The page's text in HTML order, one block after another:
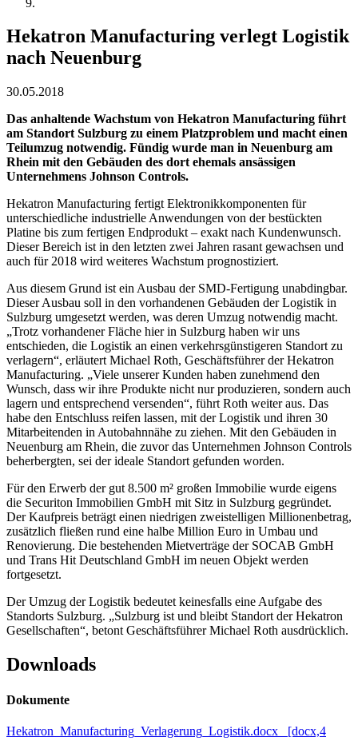
Hekatron Manufacturing verlegt Logistik
nach Neuenburg
30.05.2018
Das anhaltende Wachstum von Hekatron Manufacturing führt
am Standort Sulzburg zu einem Platzproblem und macht einen
Teilumzug notwendig. Fündig wurde man in Neuenburg am
Rhein mit den Gebäuden des dort ehemals ansässigen
Unternehmens Johnson Controls.
Hekatron Manufacturing fertigt Elektronikkomponenten für
unterschiedliche industrielle Anwendungen von der bestückten
Platine bis zum fertigen Endprodukt – exakt nach Kundenwunsch.
Dieser Bereich ist in den letzten zwei Jahren rasant gewachsen und
auch für 2018 wird weiteres Wachstum prognostiziert.
Aus diesem Grund ist ein Ausbau der SMD-Fertigung unabdingbar.
Dieser Ausbau soll in den vorhandenen Gebäuden der Logistik in
Sulzburg umgesetzt werden, was deren Umzug notwendig macht.
„Trotz vorhandener Fläche hier in Sulzburg haben wir uns
entschieden, die Logistik an einen verkehrsgünstigeren Standort zu
verlagern“, erläutert Michael Roth, Geschäftsführer der Hekatron
Manufacturing. „Viele unserer Kunden haben zunehmend den
Wunsch, dass wir ihre Produkte nicht nur produzieren, sondern auch
lagern und entsprechend versenden“, führt Roth weiter aus. Das
habe den Entschluss reifen lassen, mit der Logistik und ihren 30
Mitarbeitenden in Autobahnnähe zu ziehen. Mit den Gebäuden in
Neuenburg am Rhein, die zuvor das Unternehmen Johnson Controls
beherbergten, sei der ideale Standort gefunden worden.
Für den Erwerb der gut 8.500 m² großen Immobilie wurde eigens
die Securiton Immobilien GmbH mit Sitz in Sulzburg gegründet.
Der Kaufpreis beträgt einen niedrigen zweistelligen Millionenbetrag,
zusätzlich fließen rund eine halbe Million Euro in Umbau und
Renovierung. Die bestehenden Mietverträge der SOCAB GmbH
und Trans Hit Deutschland GmbH im neuen Objekt werden
fortgesetzt.
Der Umzug der Logistik bedeutet keinesfalls eine Aufgabe des
Standorts Sulzburg. „Sulzburg ist und bleibt Standort der Hekatron
Gesellschaften“, betont Geschäftsführer Michael Roth ausdrücklich.
Downloads
Dokumente
Hekatron_Manufacturing_Verlagerung_Logistik.docx [docx,4